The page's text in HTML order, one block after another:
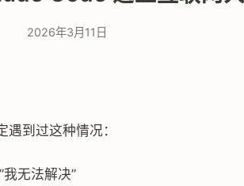
2026年3月11日
到过这种情况：
无法解决”